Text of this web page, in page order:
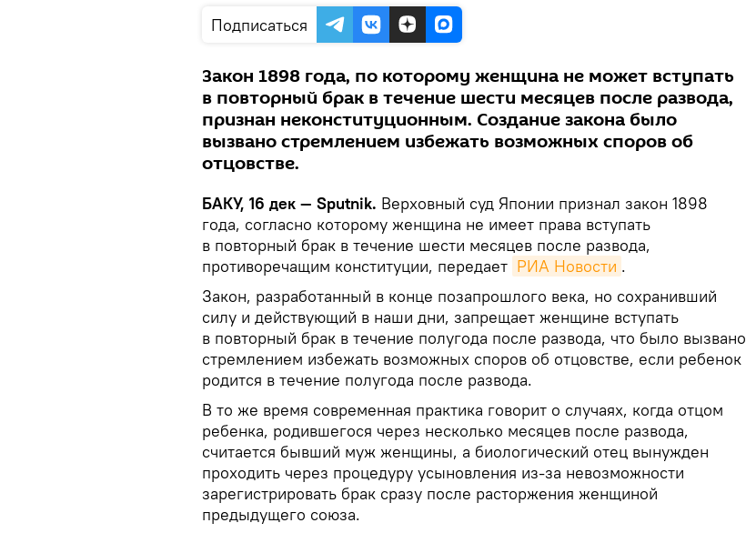
Подписаться
Закон 1898 года, по которому женщина не может вступать
в повторный брак в течение шести месяцев после развода,
признан неконституционным. Создание закона было
вызвано стремлением избежать возможных споров об
отцовстве.
БАКУ, 16 дек — Sputnik. Верховный суд Японии признал закон 1898
года, согласно которому женщина не имеет права вступать
в повторный брак в течение шести месяцев после развода,
противоречащим конституции, передает РИА Новости .
Закон, разработанный в конце позапрошлого века, но сохранивший
силу и действующий в наши дни, запрещает женщине вступать
в повторный брак в течение полугода после развода, что было вызвано
стремлением избежать возможных споров об отцовстве, если ребенок
родится в течение полугода после развода.
В то же время современная практика говорит о случаях, когда отцом
ребенка, родившегося через несколько месяцев после развода,
считается бывший муж женщины, а биологический отец вынужден
проходить через процедуру усыновления из-за невозможности
зарегистрировать брак сразу после расторжения женщиной
предыдущего союза.